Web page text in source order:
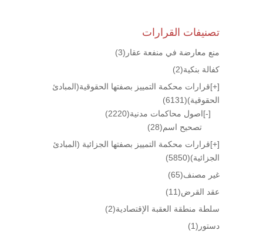
تصنيفات القرارات
منع معارضة في منفعة عقار (3)
كفالة بنكية(2)
[+]قرارات محكمة التمييز بصفتها الحقوقية(المبادئ
الحقوقية)(6131)
[-]اصول محاكمات مدنية(2220)
تصحيح اسم(28)
[+]قرارات محكمة التمييز بصفتها الجزائية (المبادئ
الجزائية)(5850)
غير مصنف(65)
عقد القرض(11)
سلطة منطقة العقبة الإقتصادية(2)
دستور (1)